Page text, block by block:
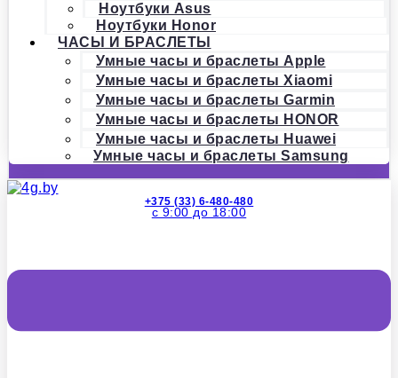
Ноутбуки Asus
Ноутбуки Honor
ЧАСЫ И БРАСЛЕТЫ
Умные часы и браслеты Apple
Умные часы и браслеты Xiaomi
Умные часы и браслеты Garmin
Умные часы и браслеты HONOR
Умные часы и браслеты Huawei
Умные часы и браслеты Samsung
+375 (33) 6-480-480
с 9:00 до 18:00